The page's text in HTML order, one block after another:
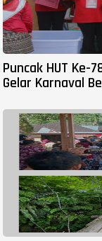
Puncak HUT Ke-
Gelar Karnaval